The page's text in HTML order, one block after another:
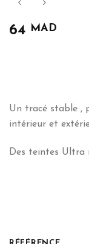
64 MAD
Un tracé stable ,
intérieur et
Des teintes Ultra